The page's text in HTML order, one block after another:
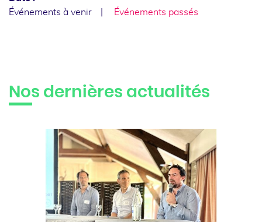
Événements à venir
Événements passés
Nos dernières actualités